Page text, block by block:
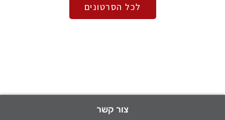
לכל הסרטונים
צור קשר